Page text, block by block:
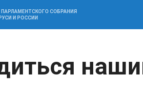
ПАРЛАМЕНТСКОГО СОБРАНИЯ
И РОССИИ